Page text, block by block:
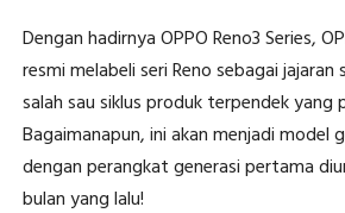
Dengan hadirnya OPPO Reno3 Series,
resmi melabeli seri Reno sebagai
salah sau siklus produk terpendek yang
Bagaimanapun, ini akan menjadi model
dengan perangkat generasi pertama
bulan yang lalu!